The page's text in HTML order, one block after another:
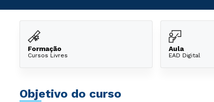
Formação
Cursos Livres
Aula
EAD Digital
Objetivo do curso